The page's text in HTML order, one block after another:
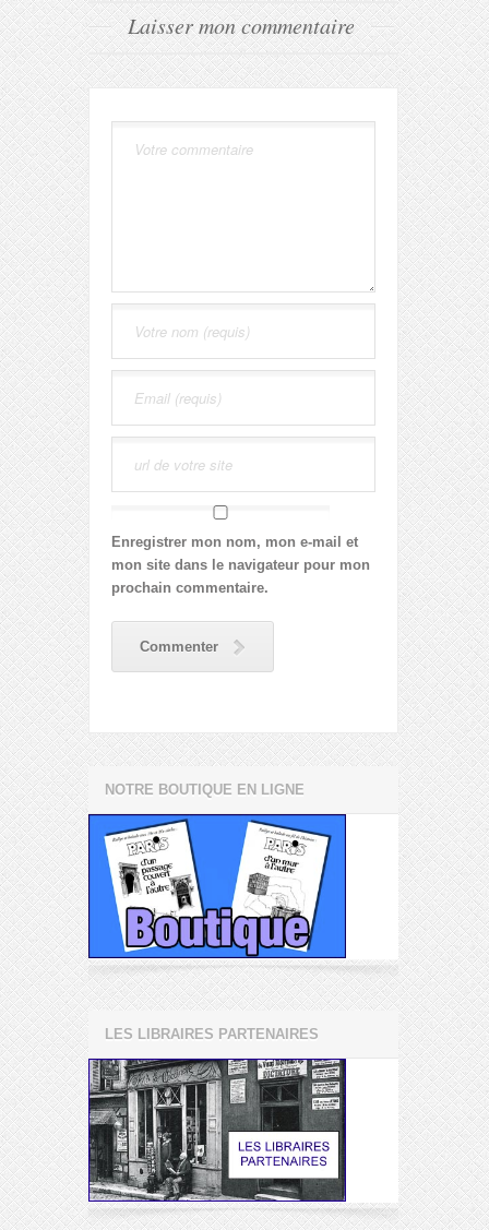
Laisser mon commentaire
Enregistrer mon nom, mon e-mail et
mon site dans le navigateur pour mon
prochain commentaire.
Commenter
NOTRE BOUTIQUE EN LIGNE
LES LIBRAIRES PARTENAIRES